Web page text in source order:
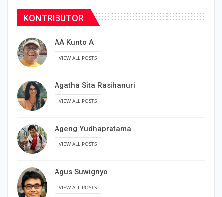
KONTRIBUTOR
AA Kunto A
VIEW ALL POSTS
Agatha Sita Rasihanuri
VIEW ALL POSTS
Ageng Yudhapratama
VIEW ALL POSTS
Agus Suwignyo
VIEW ALL POSTS